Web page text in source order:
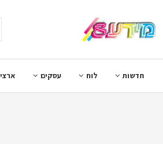
חדשות לוח עסקים ארצי